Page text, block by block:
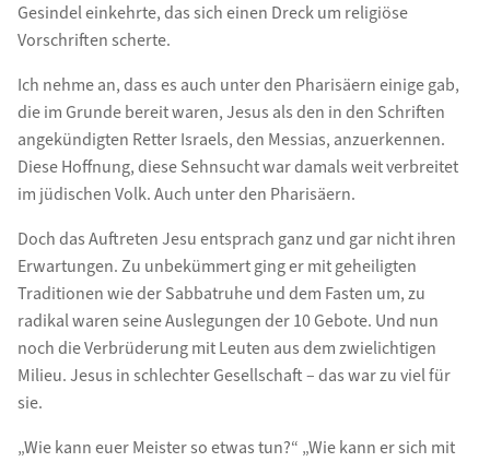
Gesindel einkehrte, das sich einen Dreck um religiöse
Vorschriften scherte.
Ich nehme an, dass es auch unter den Pharisäern einige gab,
die im Grunde bereit waren, Jesus als den in den Schriften
angekündigten Retter Israels, den Messias, anzuerkennen.
Diese Hoffnung, diese Sehnsucht war damals weit verbreitet
im jüdischen Volk. Auch unter den Pharisäern.
Doch das Auftreten Jesu entsprach ganz und gar nicht ihren
Erwartungen. Zu unbekümmert ging er mit geheiligten
Traditionen wie der Sabbatruhe und dem Fasten um, zu
radikal waren seine Auslegungen der 10 Gebote. Und nun
noch die Verbrüderung mit Leuten aus dem zwielichtigen
Milieu. Jesus in schlechter Gesellschaft – das war zu viel für
sie.
„Wie kann euer Meister so etwas tun?“ „Wie kann er sich mit